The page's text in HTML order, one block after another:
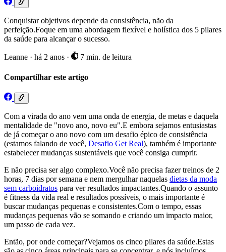
Conquistar objetivos depende da consistência, não da
perfeição.Foque em uma abordagem flexível e holística dos 5 pilares
da saúde para alcançar o sucesso.
Leanne · há 2 anos · 7 min. de leitura
Compartilhar este artigo
Com a virada do ano vem uma onda de energia, de metas e daquela
mentalidade de "novo ano, novo eu".E embora sejamos entusiastas
de já começar o ano novo com um desafio épico de consistência
(estamos falando de você, Desafio Get Real), também é importante
estabelecer mudanças sustentáveis que você consiga cumprir.
E não precisa ser algo complexo.Você não precisa fazer treinos de 2
horas, 7 dias por semana e nem mergulhar naquelas dietas da moda
sem carboidratos para ver resultados impactantes.Quando o assunto
é fitness da vida real e resultados possíveis, o mais importante é
buscar mudanças pequenas e consistentes.Com o tempo, essas
mudanças pequenas vão se somando e criando um impacto maior,
um passo de cada vez.
Então, por onde começar?Vejamos os cinco pilares da saúde.Estas